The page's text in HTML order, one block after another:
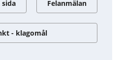
Felanmälan
- klagomål